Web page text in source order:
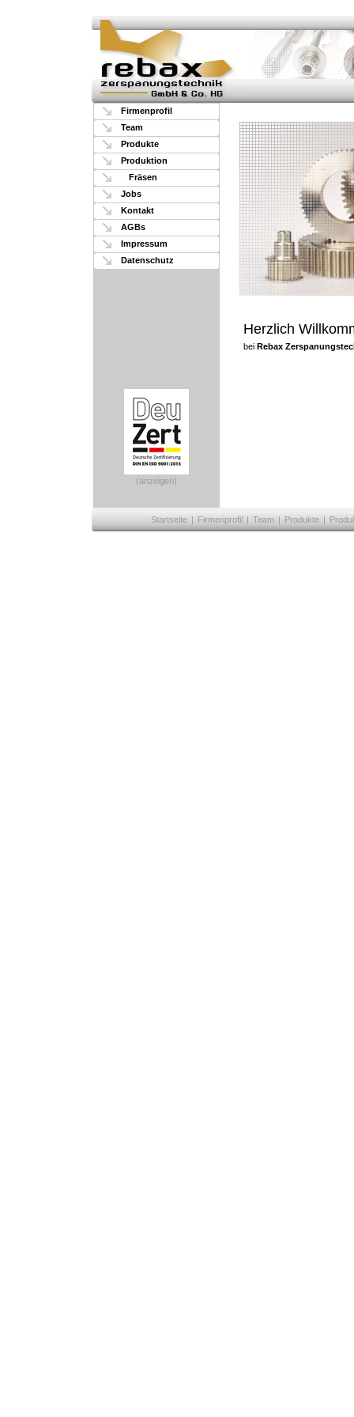
Firmenprofil
Team
Produkte
Produktion
Fräsen
Jobs
Kontakt
AGBs
Impressum
Datenschutz
Herzlich
bei Rebax
(anzeigen)
Startseite | Firmenprofil | Team | Produkte |